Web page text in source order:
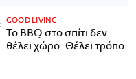
GOOD LIVING
Το BBQ στο σπίτι δεν
θέλει χώρο. Θέλει τρόπο.